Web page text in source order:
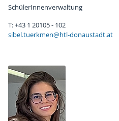
SchülerInnenverwaltung
T: +43 1 20105 - 102
sibel.tuerkmen@htl-donaustadt.at